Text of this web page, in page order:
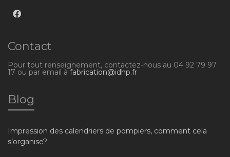
Contact
Pour tout renseignement, contactez-nous au 04 92 79 97
17 ou par email àfabrication@idhp.fr
Blog
Impression des calendriers de pompiers, comment cela
s’organise?